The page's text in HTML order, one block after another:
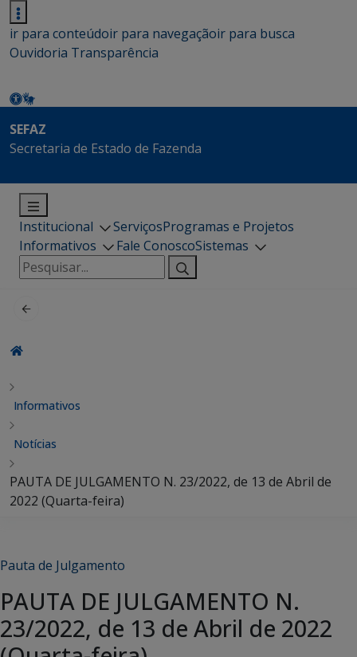
ir para conteúdoir para navegaçãoir para busca
Ouvidoria Transparência
SEFAZ
Secretaria de Estado de Fazenda
Institucional ServiçosProgramas e Projetos
Informativos
Fale ConoscoSistemas
Pesquisar
por:
Informativos
Notícias
PAUTA DE JULGAMENTO N. 23/2022, de 13 de Abril de
2022 (Quarta-feira)
Pauta de Julgamento
PAUTA DE JULGAMENTO N.
23/2022, de 13 de Abril de 2022